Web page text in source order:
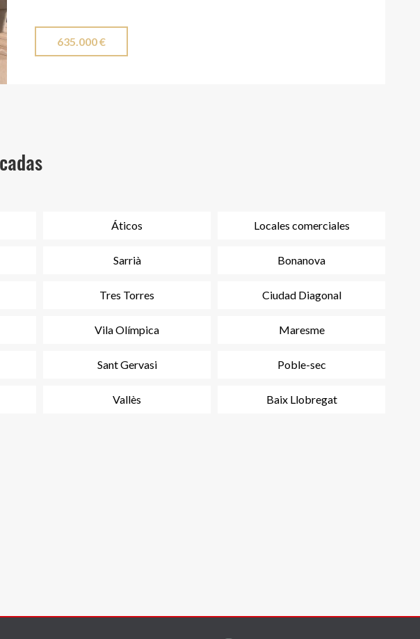
comodidad. La joya de esta propiedad se encuentra en la azotea,
calidad en la zona. Contáctenos hoy para organizar una visita y
disponible bajo solicitud por protección de datos. Contáctenos.
635.000 €
Áticos Locales comerciales
Sarrià Bonanova
Tres Torres Ciudad Diagonal
Vila Olímpica Maresme
Sant Gervasi Poble-sec
Vallès Baix Llobregat